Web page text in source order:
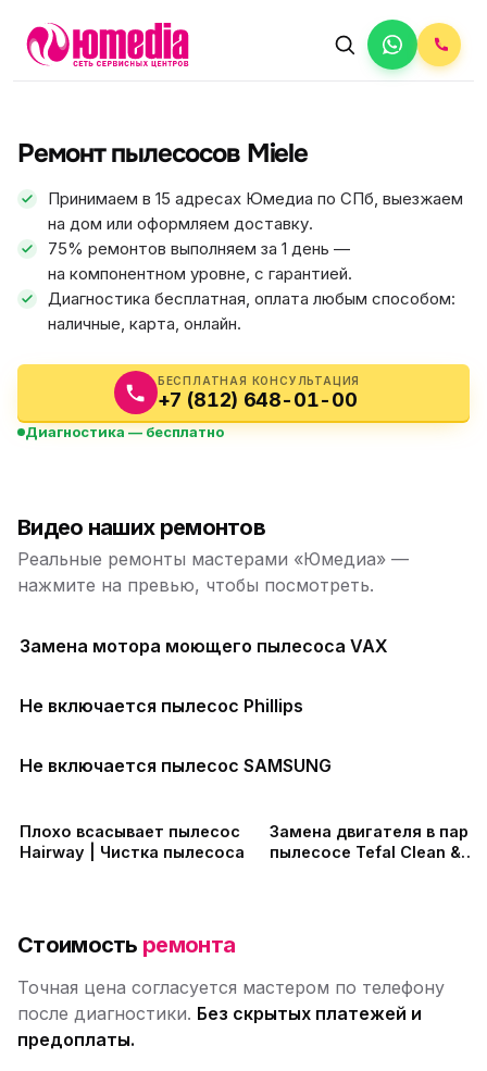
Ремонт пылесосов Miele
Принимаем в 15 адресах Юмедиа по СПб, выезжаем
на дом или оформляем доставку.
75% ремонтов выполняем за 1 день —
на компонентном уровне, с гарантией.
Диагностика бесплатная, оплата любым способом:
наличные, карта, онлайн.
БЕСПЛАТНАЯ КОНСУЛЬТАЦИЯ
+7 (812) 648-01-00
Диагностика — бесплатно
ФИКС ЦЕНА
АВТОРИЗОВАННЫЙ СЕРВИС
Видео наших ремонтов
Реальные ремонты мастерами «Юмедиа» —
нажмите на превью, чтобы посмотреть.
Замена мотора моющего пылесоса VAX
Не включается пылесос Phillips
Не включается пылесос SAMSUNG
Плохо всасывает пылесос
Hairway | Чистка пылесоса
Замена двигателя в
пылесосе Tefal Clean &
Стоимость ремонта
Точная цена согласуется мастером по телефону
после диагностики. Без скрытых платежей и
предоплаты.